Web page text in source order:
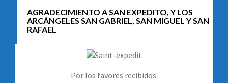
AGRADECIMIENTO A SAN EXPEDITO, Y LOS
ARCÁNGELES SAN GABRIEL, SAN MIGUEL Y SAN
RAFAEL
Por los favores recibidos.